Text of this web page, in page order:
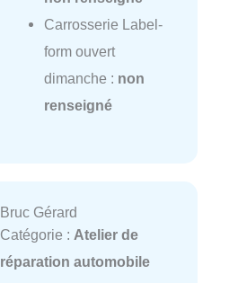
Carrosserie Label-
form ouvert
dimanche : non
renseigné
Bruc Gérard
Catégorie : Atelier de
réparation automobile